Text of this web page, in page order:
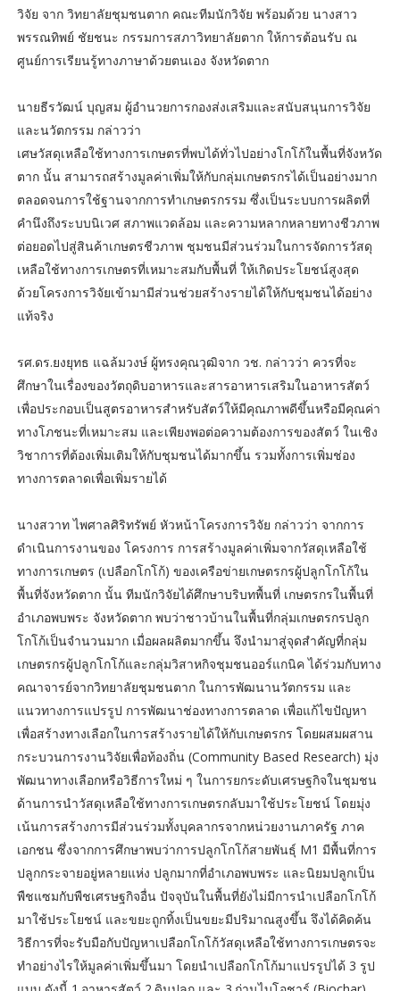
วิจัย จาก วิทยาลัยชุมชนตาก คณะทีมนักวิจัย พร้อมด้วย นางสาว
พรรณทิพย์ ชัยชนะ กรรมการสภาวิทยาลัยตาก ให้การต้อนรับ ณ
ศูนย์การเรียนรู้ทางภาษาด้วยตนเอง จังหวัดตาก
นายธีรวัฒน์ บุญสม ผู้อำนวยการกองส่งเสริมและสนับสนุนการวิจัย
และนวัตกรรม กล่าวว่า
เศษวัสดุเหลือใช้ทางการเกษตรที่พบได้ทั่วไปอย่างโกโก้ในพื้นที่จังหวัด
ตาก นั้น สามารถสร้างมูลค่าเพิ่มให้กับกลุ่มเกษตรกรได้เป็นอย่างมาก
ตลอดจนการใช้ฐานจากการทำเกษตรกรรม ซึ่งเป็นระบบการผลิตที่
คำนึงถึงระบบนิเวศ สภาพแวดล้อม และความหลากหลายทางชีวภาพ
ต่อยอดไปสู่สินค้าเกษตรชีวภาพ ชุมชนมีส่วนร่วมในการจัดการวัสดุ
เหลือใช้ทางการเกษตรที่เหมาะสมกับพื้นที่ ให้เกิดประโยชน์สูงสุด
ด้วยโครงการวิจัยเข้ามามีส่วนช่วยสร้างรายได้ให้กับชุมชนได้อย่าง
แท้จริง
รศ.ดร.ยงยุทธ แฉล้มวงษ์ ผู้ทรงคุณวุฒิจาก วช. กล่าวว่า ควรที่จะ
ศึกษาในเรื่องของวัตถุดิบอาหารและสารอาหารเสริมในอาหารสัตว์
เพื่อประกอบเป็นสูตรอาหารสำหรับสัตว์ให้มีคุณภาพดีขึ้นหรือมีคุณค่า
ทางโภชนะที่เหมาะสม และเพียงพอต่อความต้องการของสัตว์ ในเชิง
วิชาการที่ต้องเพิ่มเติมให้กับชุมชนได้มากขึ้น รวมทั้งการเพิ่มช่อง
ทางการตลาดเพื่อเพิ่มรายได้
นางสวาท ไพศาลศิริทรัพย์ หัวหน้าโครงการวิจัย กล่าวว่า จากการ
ดำเนินการงานของ โครงการ การสร้างมูลค่าเพิ่มจากวัสดุเหลือใช้
ทางการเกษตร (เปลือกโกโก้) ของเครือข่ายเกษตรกรผู้ปลูกโกโก้ใน
พื้นที่จังหวัดตาก นั้น ทีมนักวิจัยได้ศึกษาบริบทพื้นที่ เกษตรกรในพื้นที่
อำเภอพบพระ จังหวัดตาก พบว่าชาวบ้านในพื้นที่กลุ่มเกษตรกรปลูก
โกโก้เป็นจำนวนมาก เมื่อผลผลิตมากขึ้น จึงนำมาสู่จุดสำคัญที่กลุ่ม
เกษตรกรผู้ปลูกโกโก้และกลุ่มวิสาหกิจชุมชนออร์แกนิค ได้ร่วมกับทาง
คณาจารย์จากวิทยาลัยชุมชนตาก ในการพัฒนานวัตกรรม และ
แนวทางการแปรรูป การพัฒนาช่องทางการตลาด เพื่อแก้ไขปัญหา
เพื่อสร้างทางเลือกในการสร้างรายได้ให้กับเกษตรกร โดยผสมผสาน
กระบวนการงานวิจัยเพื่อท้องถิ่น (Community Based Research) มุ่ง
พัฒนาทางเลือกหรือวิธีการใหม่ ๆ ในการยกระดับเศรษฐกิจในชุมชน
ด้านการนำวัสดุเหลือใช้ทางการเกษตรกลับมาใช้ประโยชน์ โดยมุ่ง
เน้นการสร้างการมีส่วนร่วมทั้งบุคลากรจากหน่วยงานภาครัฐ ภาค
เอกชน ซึ่งจากการศึกษาพบว่าการปลูกโกโก้สายพันธุ์ M1 มีพื้นที่การ
ปลูกกระจายอยู่หลายแห่ง ปลูกมากที่อำเภอพบพระ และนิยมปลูกเป็น
พืชแซมกับพืชเศรษฐกิจอื่น ปัจจุบันในพื้นที่ยังไม่มีการนำเปลือกโกโก้
มาใช้ประโยชน์ และขยะถูกทิ้งเป็นขยะมีปริมาณสูงขึ้น จึงได้คิดค้น
วิธีการที่จะรับมือกับปัญหาเปลือกโกโก้วัสดุเหลือใช้ทางการเกษตรจะ
ทำอย่างไรให้มูลค่าเพิ่มขึ้นมา โดยนำเปลือกโกโก้มาแปรรูปได้ 3 รูป